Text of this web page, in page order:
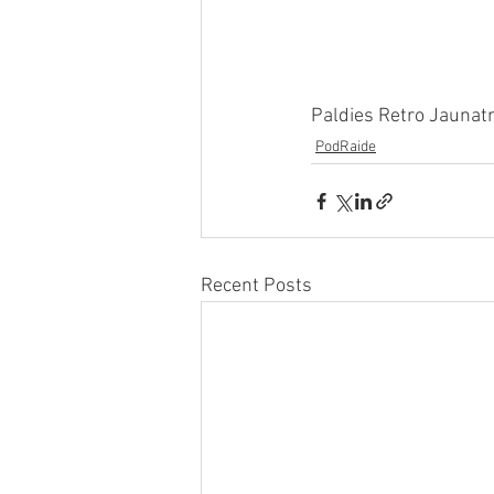
Paldies Retro
PodRaide
Recent Posts